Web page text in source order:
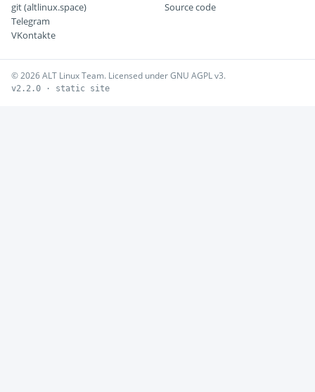
git (altlinux.space)
Telegram
VKontakte
Source code
© 2026 ALT Linux Team. Licensed under GNU AGPL v3.
v2.2.0 · static site